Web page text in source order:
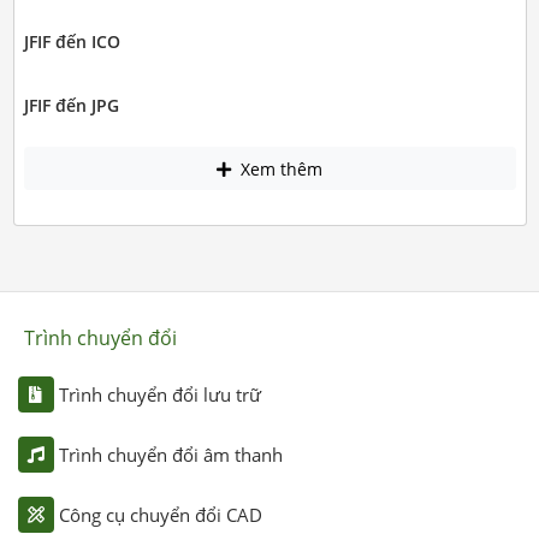
JFIF đến ICO
JFIF đến JPG
Xem thêm
Trình chuyển đổi
Trình chuyển đổi lưu trữ
Trình chuyển đổi âm thanh
Công cụ chuyển đổi CAD